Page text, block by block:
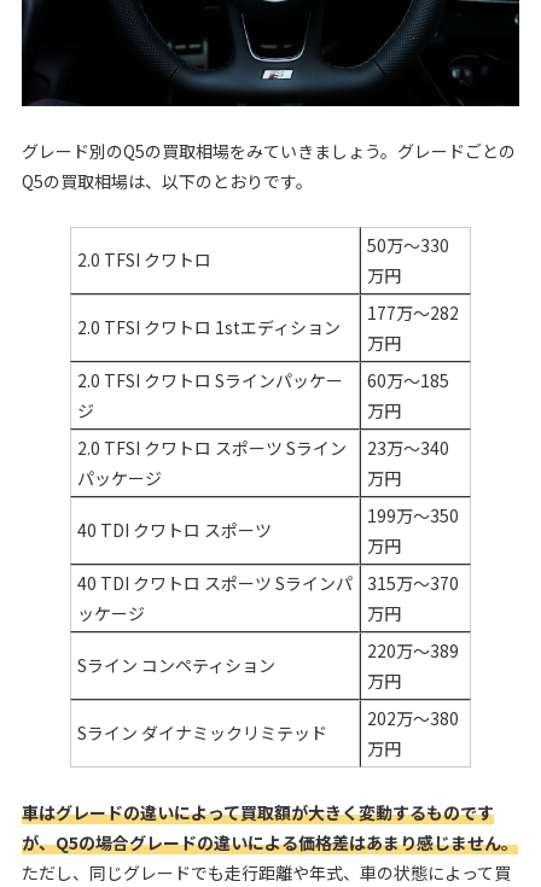
グレード別のQ5の買取相場をみていきましょう。グレードごとの
Q5の買取相場は、以下のとおりです。
2.0 TFSI クワトロ
50万〜330
万円
2.0 TFSI クワトロ 1stエディション
177万～282
万円
2.0 TFSI クワトロ Sラインパッケー
ジ
60万〜185
万円
2.0 TFSI クワトロ スポーツ Sライン
パッケージ
23万〜340
万円
40 TDI クワトロ スポーツ
199万～350
万円
40 TDI クワトロ スポーツ Sラインパ
ッケージ
315万〜370
万円
Sライン コンペティション
220万～389
万円
Sライン ダイナミックリミテッド
202万～380
万円
車はグレードの違いによって買取額が大きく変動するものです
が、Q5の場合グレードの違いによる価格差はあまり感じません。
ただし、同じグレードでも走行距離や年式、車の状態によって買